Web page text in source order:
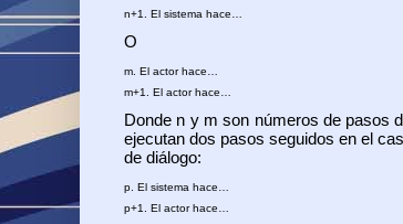
n+1. El sistema hace…
O
m. El actor hace…
m+1. El actor hace…
Donde n y m son números de pasos
ejecutan dos pasos seguidos en el
de diálogo:
p. El sistema hace…
p+1. El actor hace…